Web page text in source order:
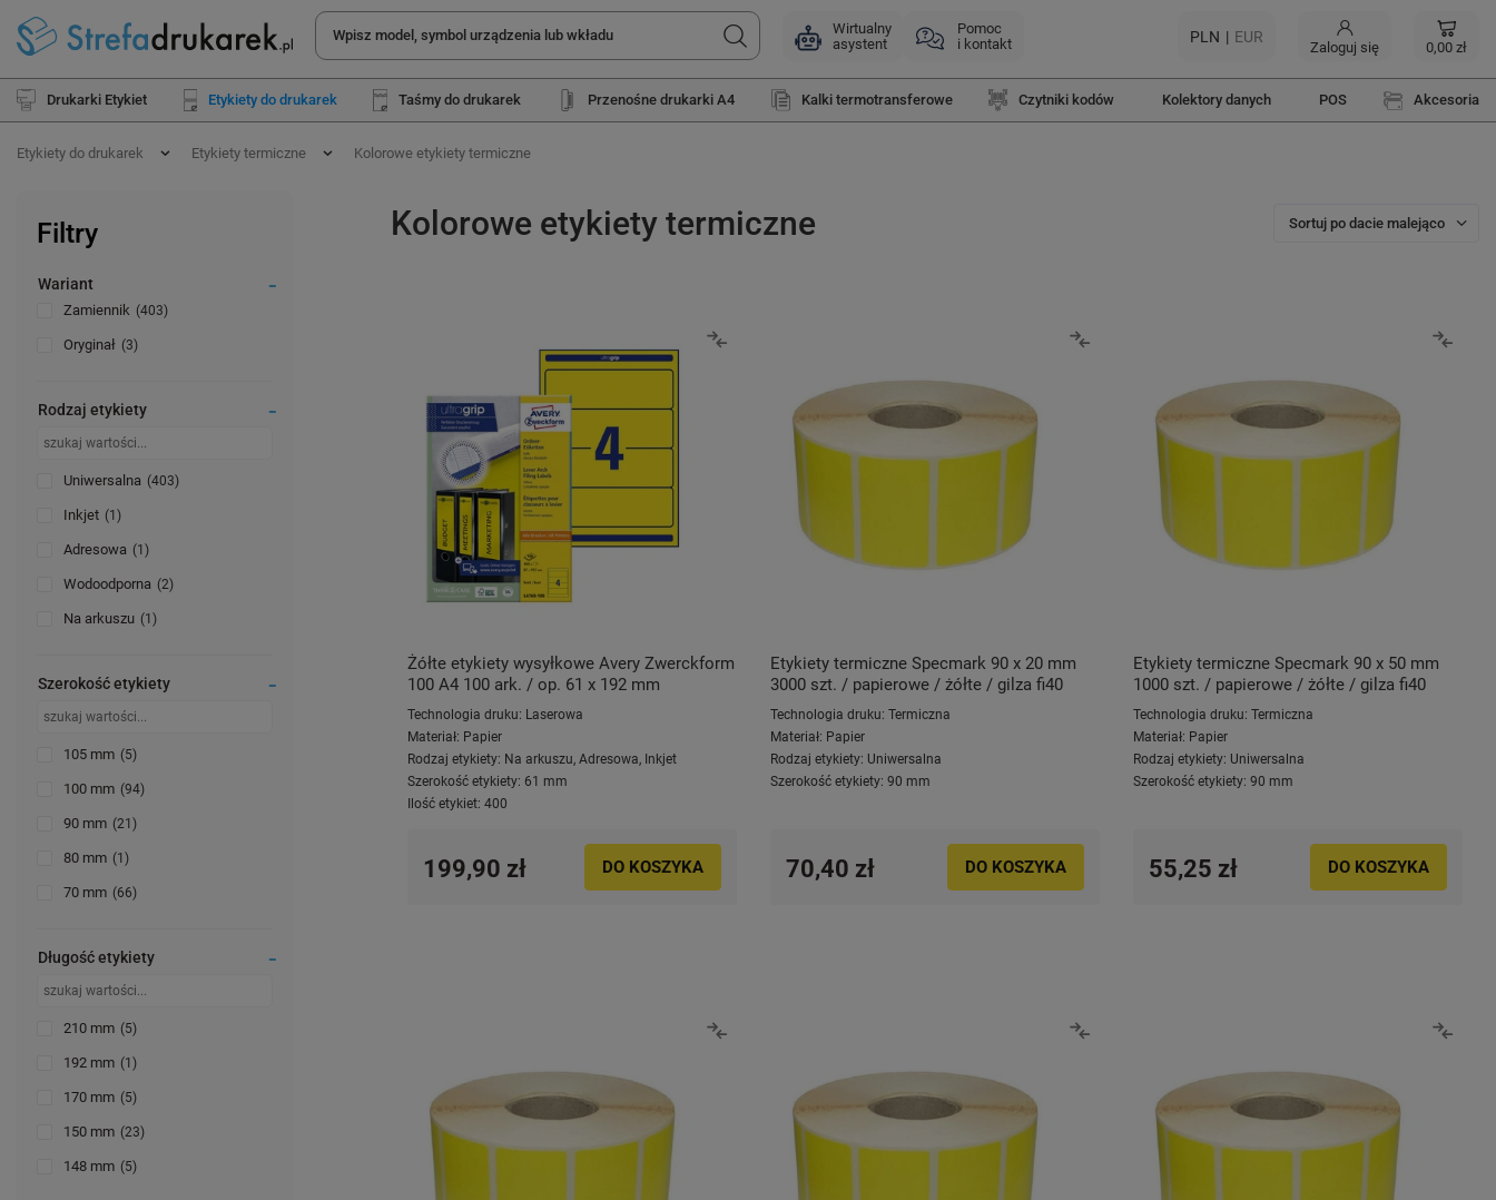
Wirtualny
asystent
Pomoc
i kontakt
PLN EUR
Zaloguj się 0,00 zł
Drukarki Etykiet Etykiety do drukarek Taśmy do drukarek Przenośne drukarki A4 Kalki termotransferowe Czytniki kodów Kolektory danych POS Akcesoria
Etykiety do drukarek Etykiety termiczne Kolorowe etykiety termiczne
Filtry
Wariant
Zamiennik 403
Oryginał 3
Rodzaj etykiety
Uniwersalna 403
Inkjet 1
Adresowa 1
Wodoodporna 2
Na arkuszu 1
Szerokość etykiety
105 mm 5
100 mm 94
90 mm 21
80 mm 1
70 mm 66
Długość etykiety
210 mm 5
192 mm 1
170 mm 5
150 mm 23
148 mm 5
Kolorowe etykiety termiczne Sortuj po dacie malejąco
Żółte etykiety wysyłkowe Avery Zwerckform
100 A4 100 ark. / op. 61 x 192 mm
Technologia druku: Laserowa
Materiał: Papier
Rodzaj etykiety: Na arkuszu, Adresowa, Inkjet
Szerokość etykiety: 61 mm
Ilość etykiet: 400
199,90 zł DO KOSZYKA
Etykiety termiczne Specmark 90 x 20 mm
3000 szt. / papierowe / żółte / gilza fi40
Technologia druku: Termiczna
Materiał: Papier
Rodzaj etykiety: Uniwersalna
Szerokość etykiety: 90 mm
70,40 zł DO KOSZYKA
Etykiety termiczne Specmark 90 x 50 mm
1000 szt. / papierowe / żółte / gilza fi40
Technologia druku: Termiczna
Materiał: Papier
Rodzaj etykiety: Uniwersalna
Szerokość etykiety: 90 mm
55,25 zł DO KOSZYKA